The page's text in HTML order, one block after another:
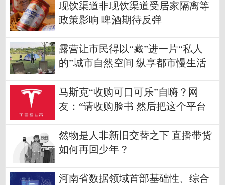
现饮渠道非现饮渠道受居家隔离等
政策影响 啤酒期待反弹
露营让市民得以“藏”进一片“私人
的”城市自然空间 纵享都市慢生活
马斯克“收购可口可乐”自嗨？网
友：“请收购脸书 然后把这个平台
然物是人非新旧交替之下 直播带货
如何再回少年？
河南省数据领域首部基础性、综合